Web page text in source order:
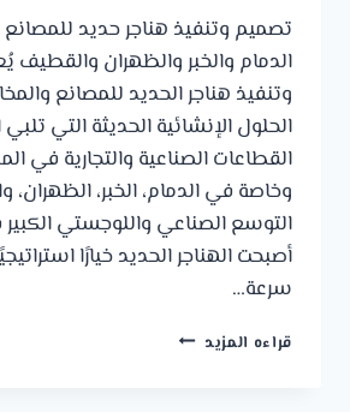
تصميم وتنفيذ هناجر حديد
الدمام والخبر والظهران والقطيف
وتنفيذ هناجر الحديد للمصانع
الحلول الإنشائية الحديثة التي تلبي
القطاعات الصناعية والتجارية في
وخاصة في الدمام، الخبر،
التوسع الصناعي واللوجستي
أصبحت الهناجر الحديد خيارًا
سرعة…
قراءه المزيد تصميم